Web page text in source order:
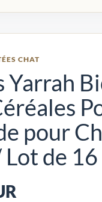
CHAT
Yarrah
pour
Lot de 16